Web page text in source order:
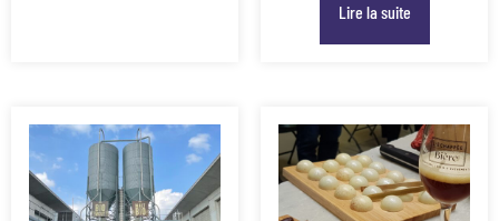
Lire la suite